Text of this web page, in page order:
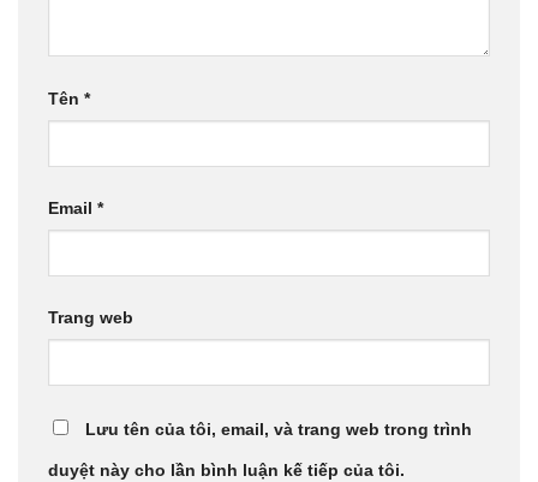
Tên *
Email *
Trang web
Lưu tên của tôi, email, và trang web trong trình
duyệt này cho lần bình luận kế tiếp của tôi.